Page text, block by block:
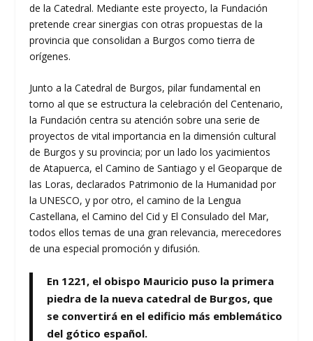
de la Catedral. Mediante este proyecto, la Fundación
pretende crear sinergias con otras propuestas de la
provincia que consolidan a Burgos como tierra de
orígenes.
Junto a la Catedral de Burgos, pilar fundamental en
torno al que se estructura la celebración del Centenario,
la Fundación centra su atención sobre una serie de
proyectos de vital importancia en la dimensión cultural
de Burgos y su provincia; por un lado los yacimientos
de Atapuerca, el Camino de Santiago y el Geoparque de
las Loras, declarados Patrimonio de la Humanidad por
la UNESCO, y por otro, el camino de la Lengua
Castellana, el Camino del Cid y El Consulado del Mar,
todos ellos temas de una gran relevancia, merecedores
de una especial promoción y difusión.
En 1221, el obispo Mauricio puso la primera
piedra de la nueva catedral de Burgos, que
se convertirá en el edificio más emblemático
del gótico español.